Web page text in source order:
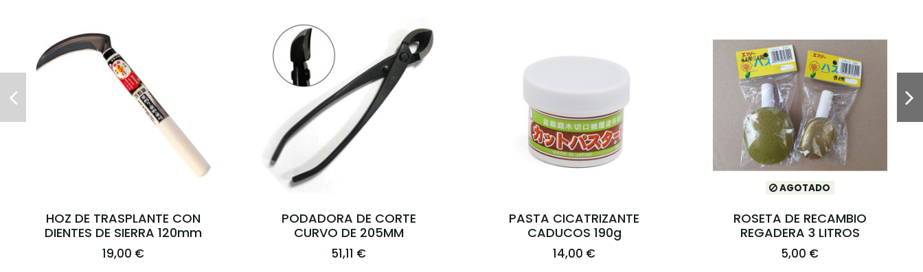
PIEDRA PARA AFILAR TIJERAS
4,95 €
SIERRA
14,30 €
MANTA PORTA
HERRAMIENTAS
22,50 €
PODADORA DE CORTE
RECTO DE 203MM
47,81 €